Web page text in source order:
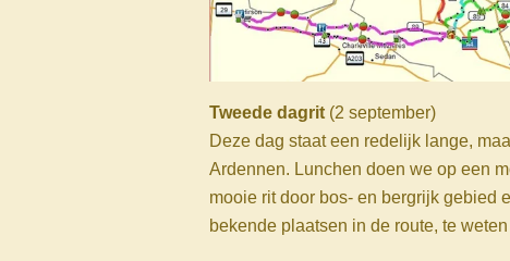
Tweede dagrit (2 september)
Deze dag staat een redelijk lange,
Ardennen. Lunchen doen we op een
mooie rit door bos- en bergrijk gebied
bekende plaatsen in de route, te